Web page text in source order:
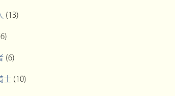
(13)
(6)
士 (10)